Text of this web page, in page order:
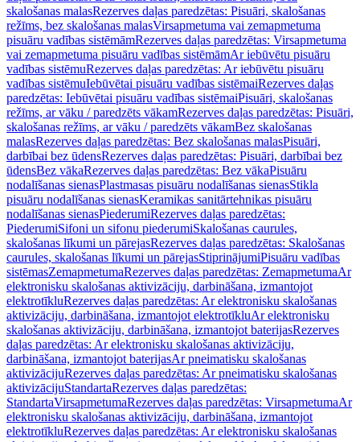
skalošanas malasRezerves daļas paredzētas: Pisuāri, skalošanas
režīms, bez skalošanas malasVirsapmetuma vai zemapmetuma
pisuāru vadības sistēmāmRezerves daļas paredzētas: Virsapmetuma
vai zemapmetuma pisuāru vadības sistēmāmAr iebūvētu pisuāru
vadības sistēmuRezerves daļas paredzētas: Ar iebūvētu pisuāru
vadības sistēmuIebūvētai pisuāru vadības sistēmaiRezerves daļas
paredzētas: Iebūvētai pisuāru vadības sistēmaiPisuāri, skalošanas
režīms, ar vāku / paredzēts vākamRezerves daļas paredzētas: Pisuāri,
skalošanas režīms, ar vāku / paredzēts vākamBez skalošanas
malasRezerves daļas paredzētas: Bez skalošanas malasPisuāri,
darbībai bez ūdensRezerves daļas paredzētas: Pisuāri, darbībai bez
ūdensBez vākaRezerves daļas paredzētas: Bez vākaPisuāru
nodalīšanas sienasPlastmasas pisuāru nodalīšanas sienasStikla
pisuāru nodalīšanas sienasKeramikas sanitārtehnikas pisuāru
nodalīšanas sienasPiederumiRezerves daļas paredzētas:
PiederumiSifoni un sifonu piederumiSkalošanas caurules,
skalošanas līkumi un pārejasRezerves daļas paredzētas: Skalošanas
caurules, skalošanas līkumi un pārejasStiprinājumiPisuāru vadības
sistēmasZemapmetumaRezerves daļas paredzētas: ZemapmetumaAr
elektronisku skalošanas aktivizāciju, darbināšana, izmantojot
elektrotīkluRezerves daļas paredzētas: Ar elektronisku skalošanas
aktivizāciju, darbināšana, izmantojot elektrotīkluAr elektronisku
skalošanas aktivizāciju, darbināšana, izmantojot baterijasRezerves
daļas paredzētas: Ar elektronisku skalošanas aktivizāciju,
darbināšana, izmantojot baterijasAr pneimatisku skalošanas
aktivizācijuRezerves daļas paredzētas: Ar pneimatisku skalošanas
aktivizācijuStandartaRezerves daļas paredzētas:
StandartaVirsapmetumaRezerves daļas paredzētas: VirsapmetumaAr
elektronisku skalošanas aktivizāciju, darbināšana, izmantojot
elektrotīkluRezerves daļas paredzētas: Ar elektronisku skalošanas